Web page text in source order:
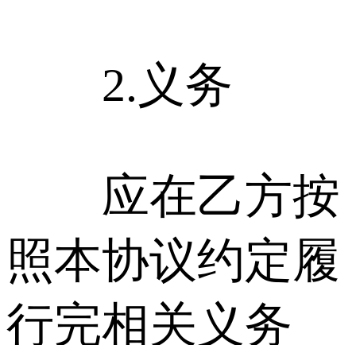
2.义务
应在乙方按
照本协议约定履
行完相关义务